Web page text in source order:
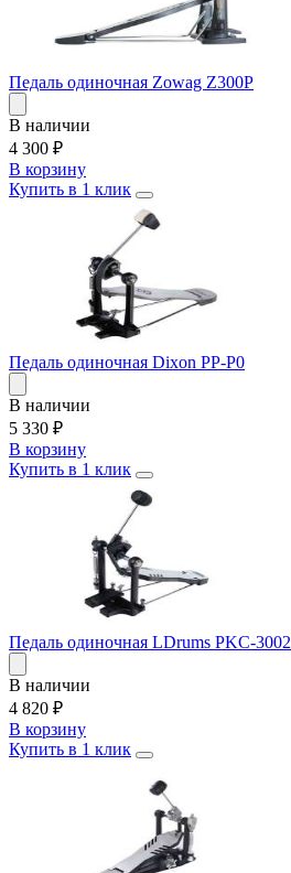
Педаль одиночная Zowag Z300P
В наличии
4 300 ₽
В корзину
Купить в 1 клик
Педаль одиночная Dixon PP-P0
В наличии
5 330 ₽
В корзину
Купить в 1 клик
Педаль одиночная LDrums PKC-3002
В наличии
4 820 ₽
В корзину
Купить в 1 клик